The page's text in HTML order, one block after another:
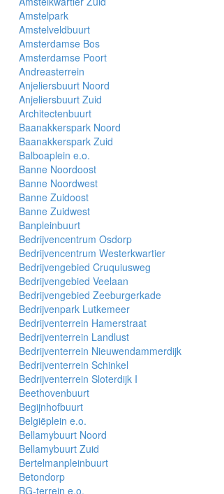
Amstelpark
Amstelveldbuurt
Amsterdamse Bos
Amsterdamse Poort
Andreasterrein
Anjeliersbuurt Noord
Anjeliersbuurt Zuid
Architectenbuurt
Baanakkerspark Noord
Baanakkerspark Zuid
Balboaplein e.o.
Banne Noordoost
Banne Noordwest
Banne Zuidoost
Banne Zuidwest
Banpleinbuurt
Bedrijvencentrum Osdorp
Bedrijvencentrum Westerkwartier
Bedrijvengebied Cruquiusweg
Bedrijvengebied Veelaan
Bedrijvengebied Zeeburgerkade
Bedrijvenpark Lutkemeer
Bedrijventerrein Hamerstraat
Bedrijventerrein Landlust
Bedrijventerrein Nieuwendammerdijk
Bedrijventerrein Schinkel
Bedrijventerrein Sloterdijk I
Beethovenbuurt
Begijnhofbuurt
Belgiëplein e.o.
Bellamybuurt Noord
Bellamybuurt Zuid
Bertelmanpleinbuurt
Betondorp
BG-terrein e.o.